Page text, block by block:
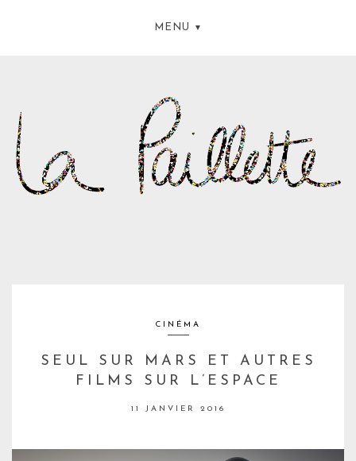
MENU
CINÉMA
SEUL SUR MARS ET AUTRES
FILMS SUR L’ESPACE
11 JANVIER 2016